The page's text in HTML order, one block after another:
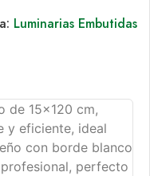
Luminarias Embutidas
de 15×120 cm,
y eficiente, ideal
con borde blanco
perfecto